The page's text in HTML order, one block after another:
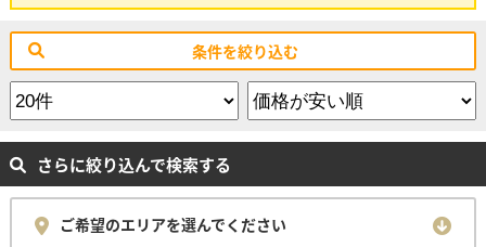
条件を絞り込む
さらに絞り込んで検索する
ご希望のエリアを選んでください